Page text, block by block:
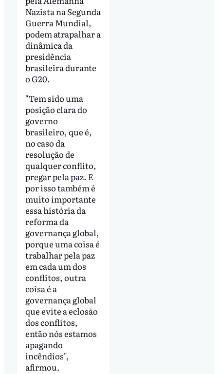
Nazista na Segunda
Guerra Mundial,
podem atrapalhar a
dinâmica da
presidência
brasileira durante
o G20.
"Tem sido uma
posição clara do
governo
brasileiro, que é,
no caso da
resolução de
qualquer conflito,
pregar pela paz. E
por isso também é
muito importante
essa história da
reforma da
governança global,
porque uma coisa é
trabalhar pela paz
em cada um dos
conflitos, outra
coisa é a
governança global
que evite a eclosão
dos conflitos,
então nós estamos
apagando
incêndios",
afirmou.